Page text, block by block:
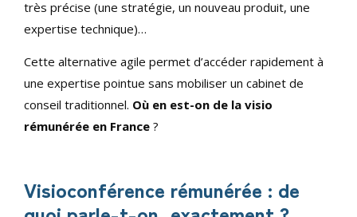
très précise (une stratégie, un nouveau produit, une
expertise technique)…
Cette alternative agile permet d’accéder rapidement à
une expertise pointue sans mobiliser un cabinet de
conseil traditionnel. Où en est-on de la visio
rémunérée en France ?
Visioconférence rémunérée : de